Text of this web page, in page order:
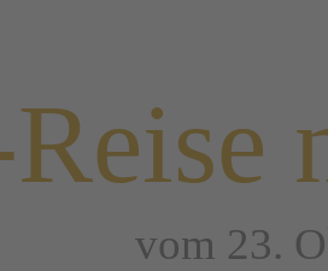
vom 23.